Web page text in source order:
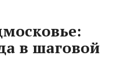
в шаговой